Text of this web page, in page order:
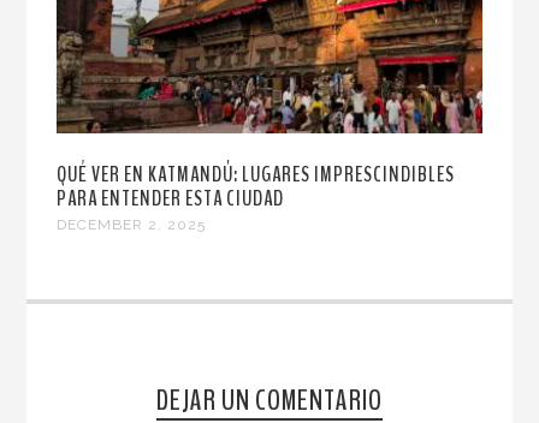
QUÉ VER EN KATMANDÚ: LUGARES IMPRESCINDIBLES
PARA ENTENDER ESTA CIUDAD
DECEMBER 2, 2025
DEJAR UN COMENTARIO